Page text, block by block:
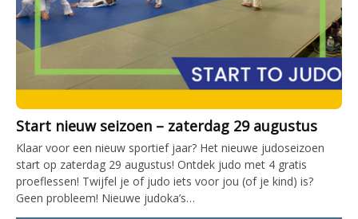
Start nieuw seizoen – zaterdag 29 augustus
Klaar voor een nieuw sportief jaar? Het nieuwe judoseizoen
start op zaterdag 29 augustus! Ontdek judo met 4 gratis
proeflessen! Twijfel je of judo iets voor jou (of je kind) is?
Geen probleem! Nieuwe judoka’s…